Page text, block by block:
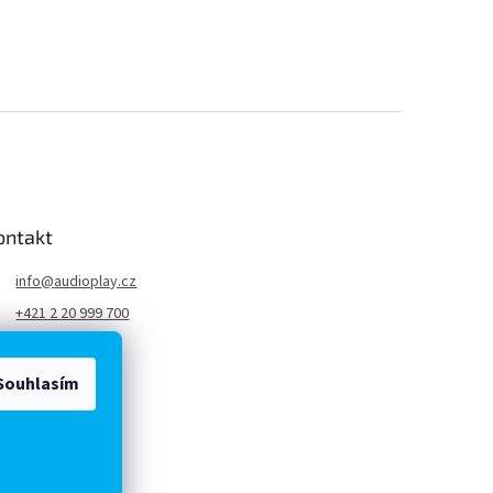
info@audioplay.cz
+421 2 20 999 700
AudioPlay.cz